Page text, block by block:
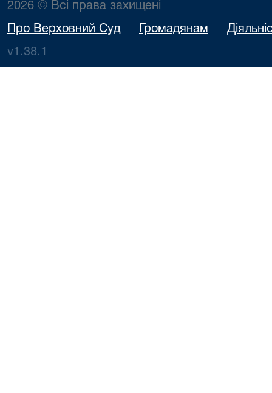
2026 © Всі права захищені
Про Верховний Суд Громадянам
v1.38.1